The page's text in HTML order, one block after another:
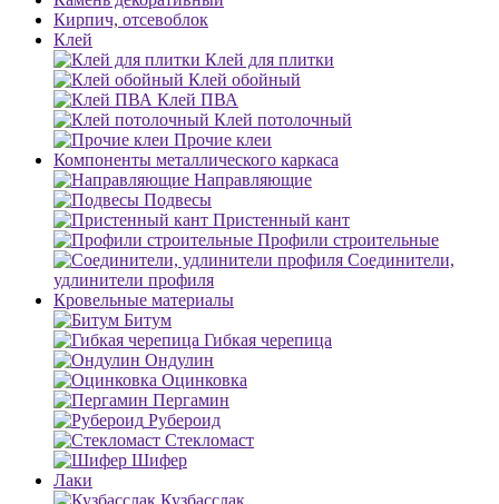
Кирпич, отсевоблок
Клей
Клей для плитки
Клей обойный
Клей ПВА
Клей потолочный
Прочие клеи
Компоненты металлического каркаса
Направляющие
Подвесы
Пристенный кант
Профили строительные
Соединители,
удлинители профиля
Кровельные материалы
Битум
Гибкая черепица
Ондулин
Оцинковка
Пергамин
Рубероид
Стекломаст
Шифер
Лаки
Кузбасслак